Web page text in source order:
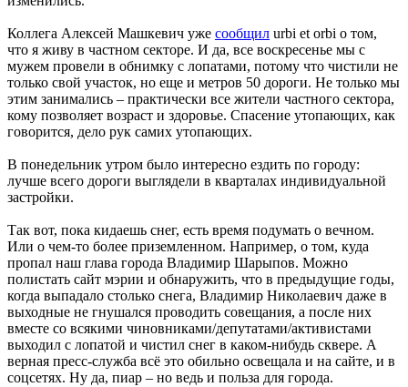
Коллега Алексей Машкевич уже сообщил urbi et orbi о том,
что я живу в частном секторе. И да, все воскресенье мы с
мужем провели в обнимку с лопатами, потому что чистили не
только свой участок, но еще и метров 50 дороги. Не только мы
этим занимались – практически все жители частного сектора,
кому позволяет возраст и здоровье. Спасение утопающих, как
говорится, дело рук самих утопающих.
В понедельник утром было интересно ездить по городу:
лучше всего дороги выглядели в кварталах индивидуальной
застройки.
Так вот, пока кидаешь снег, есть время подумать о вечном.
Или о чем-то более приземленном. Например, о том, куда
пропал наш глава города Владимир Шарыпов. Можно
полистать сайт мэрии и обнаружить, что в предыдущие годы,
когда выпадало столько снега, Владимир Николаевич даже в
выходные не гнушался проводить совещания, а после них
вместе со всякими чиновниками/депутатами/активистами
выходил с лопатой и чистил снег в каком-нибудь сквере. А
верная пресс-служба всё это обильно освещала и на сайте, и в
соцсетях. Ну да, пиар – но ведь и польза для города.